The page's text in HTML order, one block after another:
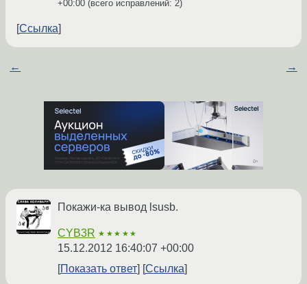
+00:00 (всего исправлений: 2)
Ссылка
← →
Покажи-ка вывод lsusb.
CYB3R ★★★★★
15.12.2012 16:40:07 +00:00
Показать ответ
Ссылка